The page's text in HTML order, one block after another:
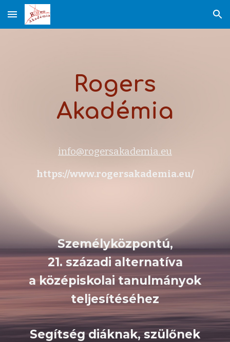
Skip to main content Skip to navigation
Rogers
Akadémia
info@rogersakademia.eu
https://www.rogersakademia.eu/
Személyközpontú,
21. századi alternatíva
a középiskolai tanulmányok
teljesítéséhez
Segítség diáknak, szülőnek